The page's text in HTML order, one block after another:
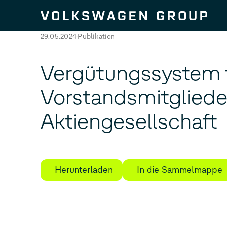
29.05.2024 Publikation
Vergütungssystem
Aktiengesellschaft
Herunterladen In die Sammelmappe